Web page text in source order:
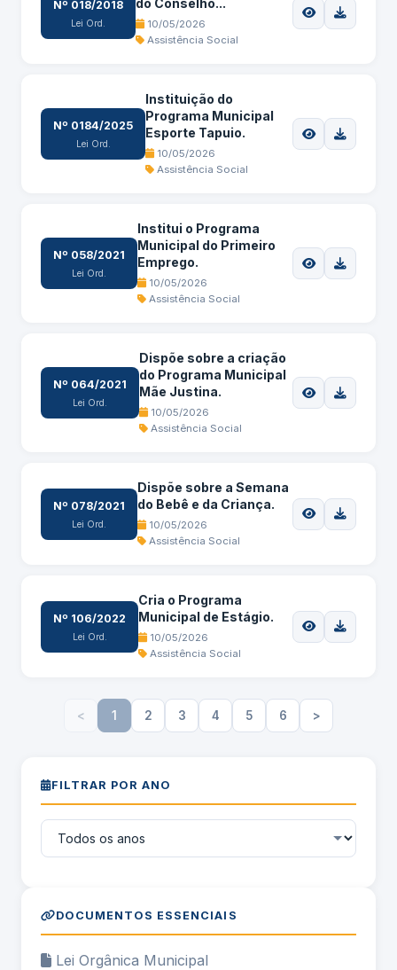
Nº 018/2018
Lei Ord.
do Conselho...
10/05/2026
Assistência Social
Nº 0184/2025
Lei Ord.
Instituição do
Programa Municipal
Esporte Tapuio.
10/05/2026
Assistência Social
Nº 058/2021
Lei Ord.
Institui o Programa
Municipal do Primeiro
Emprego.
10/05/2026
Assistência Social
Nº 064/2021
Lei Ord.
Dispõe sobre a criação
do Programa Municipal
Mãe Justina.
10/05/2026
Assistência Social
Nº 078/2021
Lei Ord.
Dispõe sobre a Semana
do Bebê e da Criança.
10/05/2026
Assistência Social
Nº 106/2022
Lei Ord.
Cria o Programa
Municipal de Estágio.
10/05/2026
Assistência Social
< 1 2 3 4 5 6 >
FILTRAR POR ANO
DOCUMENTOS ESSENCIAIS
Lei Orgânica Municipal